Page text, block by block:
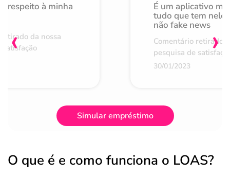
respeito à minha
da nossa
É um aplicativo
tudo que tem nele
não fake news
Comentário retirado
pesquisa de
30/01/2023
‹ ›
Simular empréstimo
O que é e como funciona o LOAS?